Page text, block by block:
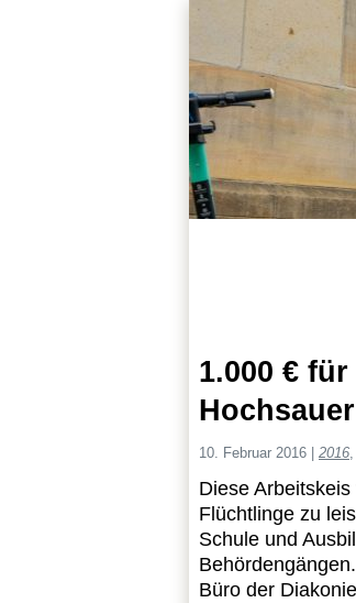
1.000 €
10. Februar 2016 2016,
Diese
Flüchtlinge zu
Schule und
Behördengängen.
Büro der